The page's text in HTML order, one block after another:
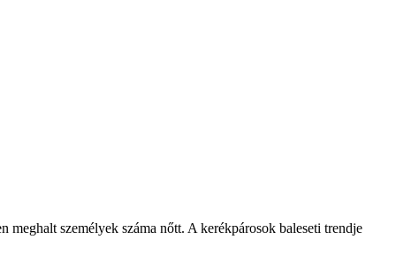
meghalt személyek száma nőtt. A kerékpárosok baleseti trendje